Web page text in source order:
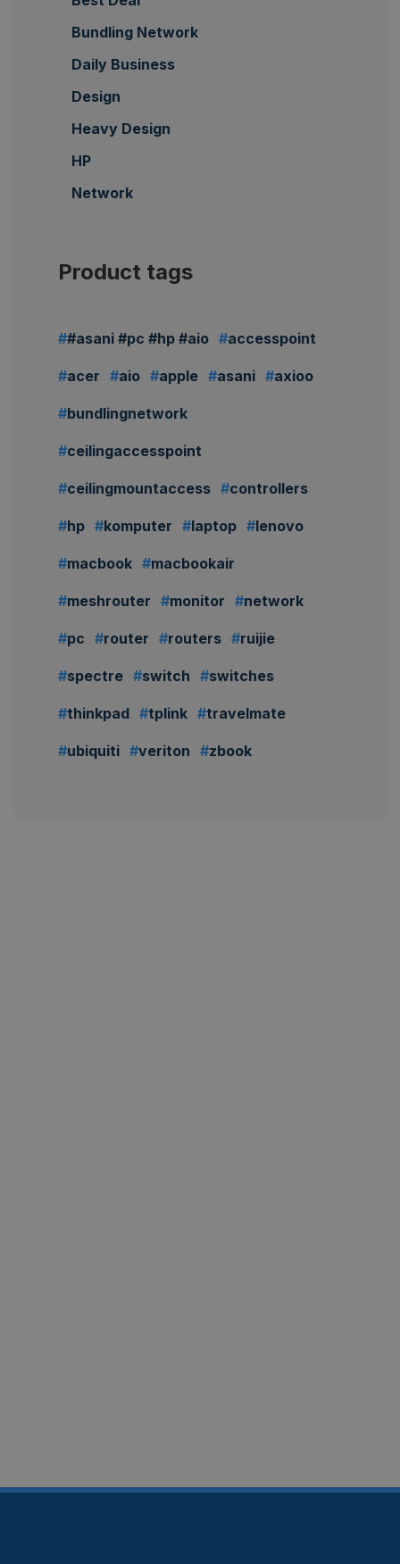
Bundling Network
Daily Business
Design
Heavy Design
HP
Network
Product tags
#asani #pc #hp #aio accesspoint
acer aio apple asani axioo
bundlingnetwork
ceilingaccesspoint
ceilingmountaccess controllers
hp komputer laptop lenovo
macbook macbookair
meshrouter monitor network
pc router routers ruijie
spectre switch switches
thinkpad tplink travelmate
ubiquiti veriton zbook